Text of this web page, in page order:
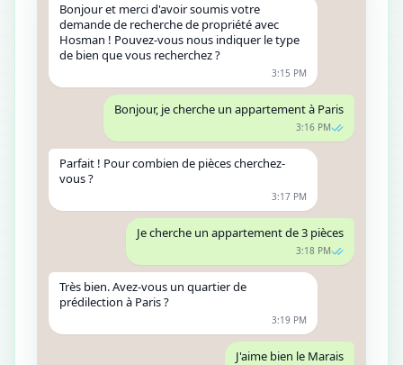
Bonjour et merci d'avoir soumis votre
demande de recherche de propriété avec
Hosman ! Pouvez-vous nous indiquer le type
de bien que vous recherchez ?
3:15 PM
Bonjour, je cherche un appartement à Paris
3:16 PM
Parfait ! Pour combien de pièces cherchez-
vous ?
3:17 PM
Je cherche un appartement de 3 pièces
3:18 PM
Très bien. Avez-vous un quartier de
prédilection à Paris ?
3:19 PM
J'aime bien le Marais